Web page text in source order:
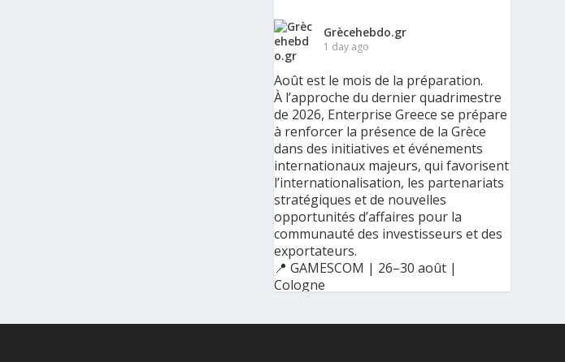
Grècehebdo.gr
1 day ago
Août est le mois de la préparation.
À l’approche du dernier quadrimestre
de 2026, Enterprise Greece se prépare
à renforcer la présence de la Grèce
dans des initiatives et événements
internationaux majeurs, qui favorisent
l’internationalisation, les partenariats
stratégiques et de nouvelles
opportunités d’affaires pour la
communauté des investisseurs et des
exportateurs.
📍 GAMESCOM | 26–30 août |
Cologne